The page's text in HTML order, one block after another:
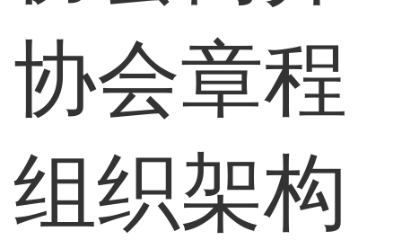
协会章程
组织架构